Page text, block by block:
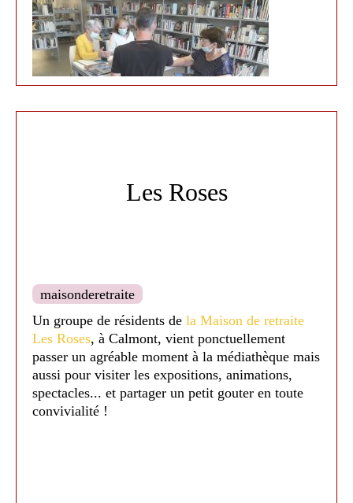
Les Roses
maisonderetraite
Un groupe de résidents de la Maison de retraite
Les Roses, à Calmont, vient ponctuellement
passer un agréable moment à la médiathèque mais
aussi pour visiter les expositions, animations,
spectacles... et partager un petit gouter en toute
convivialité !